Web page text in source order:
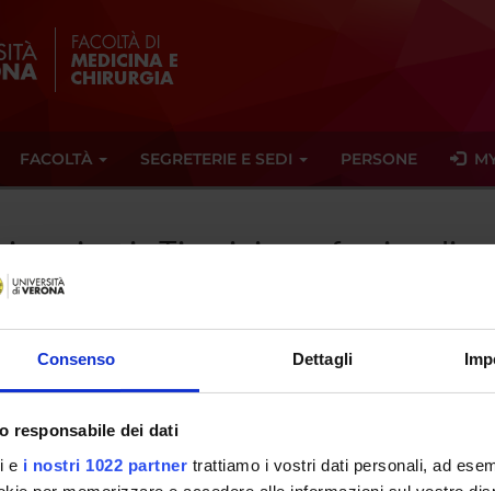
Consenso Dettagli
responsabile dei dati
e i nostri 1022 partner trattiamo i vostri dati personali, ad
FACOLTÀ SEGRETERIE E SEDI PERSONE
seminari - Tirocinio
Non è stato trovato alcun seminario relativo
Tot 0 Seminari